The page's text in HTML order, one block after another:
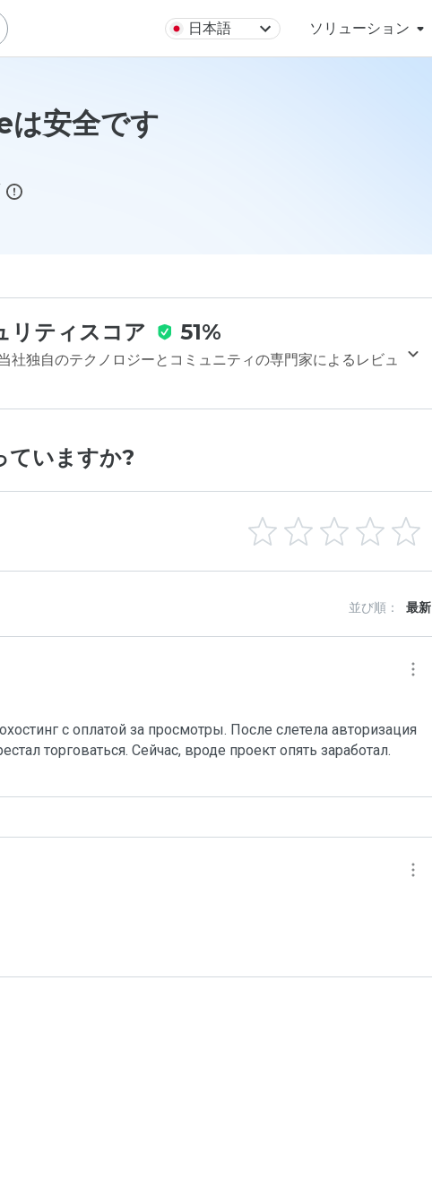
日本語 ソリューション
安全です
リティスコア 51%
社独自のテクノロジーとコミュニティの専門家によるレビュ
ていますか?
並び順： 最新
торговаться. Сейчас, вроде проект опять заработал.